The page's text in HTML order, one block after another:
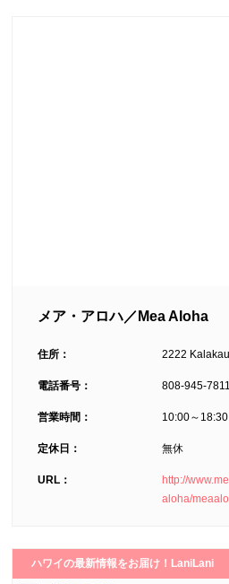
メア・アロハ／Mea Aloha
住所： 2222
電話番号： 808-945-7811
営業時間： 10:00～
定休日： 無休
URL：
http://
aloha/
ハワイの最新情報をお届け！LaniLani